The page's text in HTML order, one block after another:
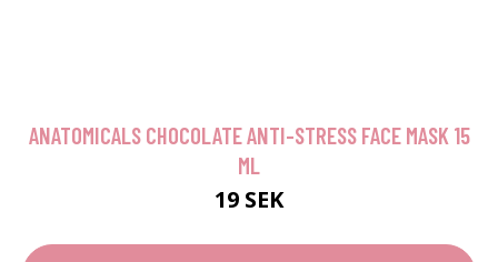
ANATOMICALS CHOCOLATE ANTI-STRESS FACE MASK 15
ML
19 SEK